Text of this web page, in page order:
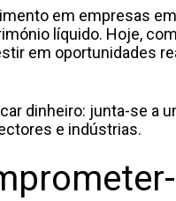
em empresas
líquido. Hoje,
em oportunidades
dinheiro: junta-se a
e indústrias.